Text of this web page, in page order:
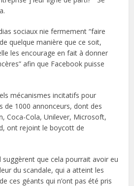
sociaux nie fermement “faire
quelque manière que ce soit,
les encourage en fait à donner
afin que Facebook puisse
mécanismes incitatifs pour
de 1000 annonceurs, dont des
Coca-Cola, Unilever, Microsoft,
ont rejoint le boycott de
que cela pourrait avoir eu
du scandale, qui a atteint les
ces géants qui n’ont pas été pris